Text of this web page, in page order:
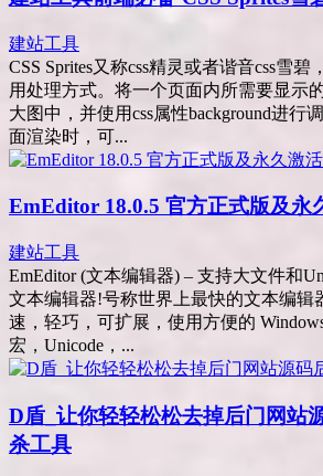
建站工具
CSS Sprites又称css精灵或者谐音css雪
用处理方式。将一个页面内所需要显示
大图中，并使用css属性background进行
面渲染时，可...
EmEditor 18.0.5 官方正式版及永
建站工具
EmEditor (文本编辑器) – 支持大文件和
文本编辑器!号称世界上最快的文本编辑
速，轻巧，可扩展，使用方便的
宏，Unicode，...
D盾_让你轻轻松松去掉后门网站
杀工具